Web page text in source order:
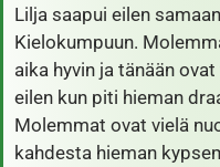
Lilja saapui eilen
Kielokumpuun.
aika hyvin ja tänään
eilen kun piti hieman
Molemmat ovat vielä
kahdesta hieman